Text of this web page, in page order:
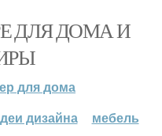
ДЛЯ ДОМА И
для дома
дизайна мебель